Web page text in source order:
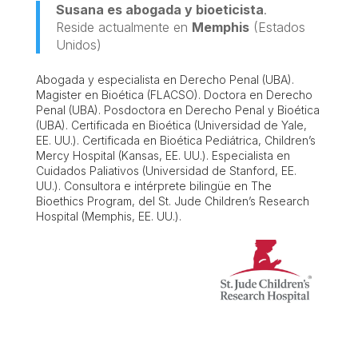
Susana es abogada y bioeticista.
Reside actualmente en Memphis(Estados
Unidos)
Abogada y especialista en Derecho Penal (UBA).
Magister en Bioética (FLACSO). Doctora en Derecho
Penal (UBA). Posdoctora en Derecho Penal y Bioética
(UBA). Certificada en Bioética (Universidad de Yale,
EE. UU.). Certificada en Bioética Pediátrica, Children’s
Mercy Hospital (Kansas, EE. UU.). Especialista en
Cuidados Paliativos (Universidad de Stanford, EE.
UU.). Consultora e intérprete bilingüe en The
Bioethics Program, del St. Jude Children’s Research
Hospital (Memphis, EE. UU.).